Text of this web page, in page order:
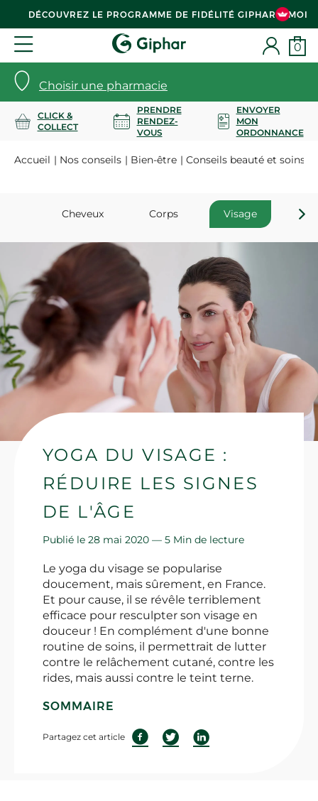
DÉCOUVREZ LE PROGRAMME DE FIDÉLITÉ GIPHAR & MOI
Choisir une pharmacie
0
CLICK &
COLLECT
PRENDRE
RENDEZ-
VOUS
ENVOYER
MON
ORDONNANCE
Accueil Nos conseils Bien-être Conseils beauté et soins
Cheveux Corps Visage
YOGA DU VISAGE :
RÉDUIRE LES SIGNES
DE L'ÂGE
Publié le 28 mai 2020 — 5 Min de lecture
Le yoga du visage se popularise
doucement, mais sûrement, en France.
Et pour cause, il se révêle terriblement
efficace pour resculpter son visage en
douceur ! En complément d'une bonne
routine de soins, il permettrait de lutter
contre le relâchement cutané, contre les
rides, mais aussi contre le teint terne.
SOMMAIRE
Partagez cet article